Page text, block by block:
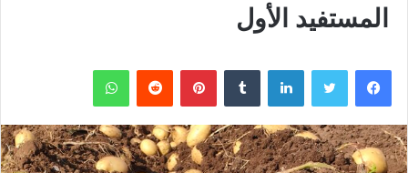
المستفيد الأول
فيسبوك تويتر لينكدإن بينتيريست واتساب